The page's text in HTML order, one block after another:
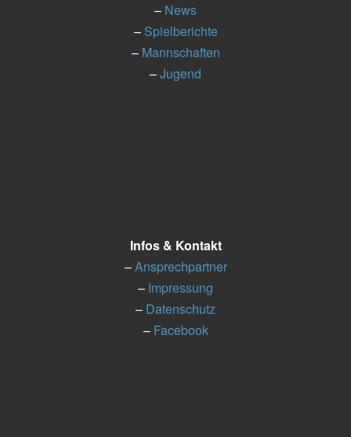
– News
– Spielberichte
– Mannschaften
–Jugend
Infos & Kontakt
–Ansprechpartner
– Impressung
– Datenschutz
– Facebook